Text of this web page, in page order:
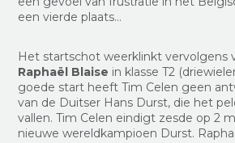
een vierde plaats…
Het startschot weerklinkt vervolgens
Raphaël Blaise in klasse T2
goede start heeft Tim Celen geen
van de Duitser Hans Durst, die het
vallen. Tim Celen eindigt zesde op 2
nieuwe wereldkampioen Durst.